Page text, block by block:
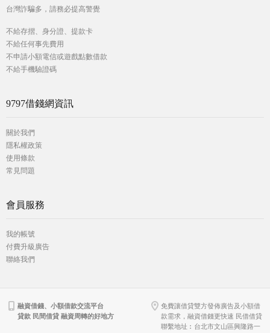
台灣詐騙多，請務必提高警覺
不給存摺、身分證、提款卡
不給任何事先費用
不申請小額電信或遊戲點數借款
不給手機驗證碼
9797借錢網資訊
關於我們
隱私權政策
使用條款
常見問題
會員服務
我的帳號
付費升級廣告
聯絡我們
融資借錢、小額借款交流平台
貸款 民間借貸 融資周轉的好地方
免費讓借貸雙方發佈廣告及小額借
款需求，融資借錢更快速 民借借貸
聯繫地址︰台北市文山區興隆路一